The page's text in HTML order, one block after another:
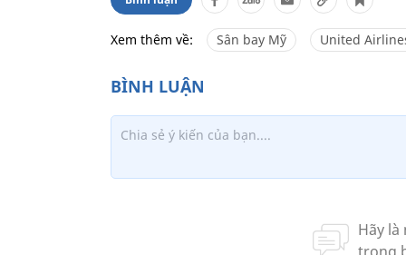
Xem thêm về: Sân bay Mỹ United